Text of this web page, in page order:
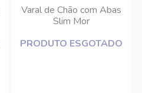
Varal de Chão com Abas
Slim Mor
PRODUTO ESGOTADO